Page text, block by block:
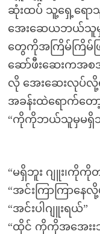
ဆုံးထပ် သူ့ရှေ့ရော
အေးဆေယဘယ်သူမှ
တွေကိုအကြိမ်ကြိမ်ဖြု
ဆော်ဖီးဆေးကအ
လို အေးဆေးလုပ်
အခန်းထဲရောက်တေ
“ကိုကိုဘယ်သူမှမရှိဘူ
“မရှိဘူး ဂျူး၊ကို
“အင်းကြာကြာနေလို့
“အင်းပါဂျူးရယ်”
“ထိုင် ကိုကိုအအေးး